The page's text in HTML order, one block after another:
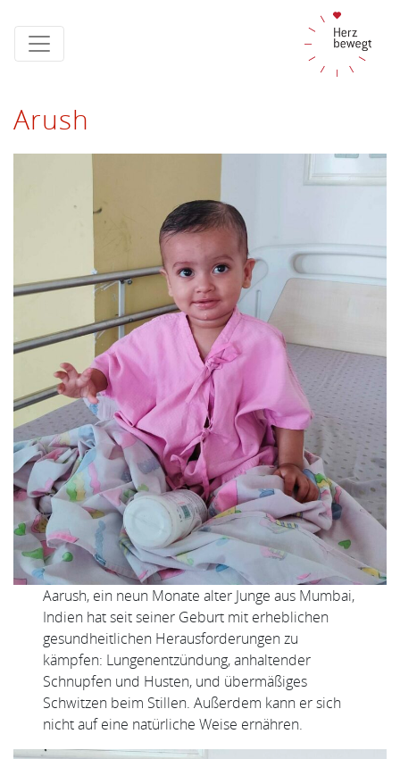
Arush
Aarush, ein neun Monate alter Junge aus Mumbai,
Indien hat seit seiner Geburt mit erheblichen
gesundheitlichen Herausforderungen zu
kämpfen: Lungenentzündung, anhaltender
Schnupfen und Husten, und übermäßiges
Schwitzen beim Stillen. Außerdem kann er sich
nicht auf eine natürliche Weise ernähren.